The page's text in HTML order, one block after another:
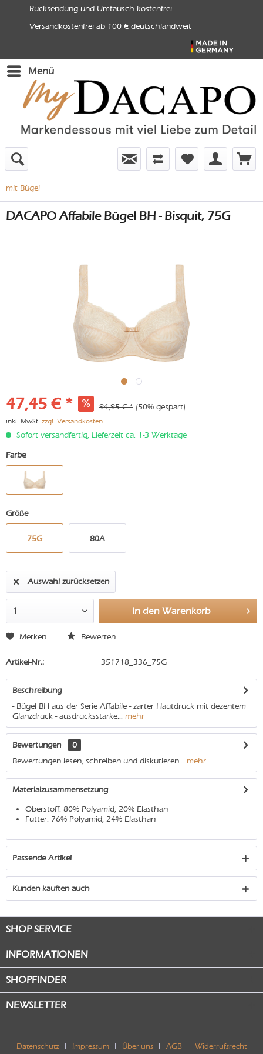
Rücksendung und Umtausch kostenfrei
Versandkostenfrei ab 100 € deutschlandweit
Menü
mit Bügel
DACAPO Affabile Bügel BH - Bisquit, 75G
47,45 € * 94,95 € * (50% gespart)
inkl. MwSt. zzgl. Versandkosten
Sofort versandfertig, Lieferzeit ca. 1-3 Werktage
Farbe
Größe
75G 80A
Auswahl zurücksetzen
In den Warenkorb
Merken Bewerten
Artikel-Nr.: 351718_336_75G
Beschreibung
- Bügel BH aus der Serie Affabile - zarter Hautdruck mit dezentem
Glanzdruck - ausdrucksstarke... mehr
Bewertungen
0
Bewertungen lesen, schreiben und diskutieren... mehr
Materialzusammensetzung
Oberstoff: 80% Polyamid, 20% Elasthan
Futter: 76% Polyamid, 24% Elasthan
Passende Artikel
Kunden kauften auch
SHOP SERVICE
INFORMATIONEN
SHOPFINDER
NEWSLETTER
Datenschutz Impressum Über uns AGB Widerrufsrecht